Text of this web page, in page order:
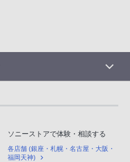
ソニーストアで体験・相談する
各店舗 (銀座・札幌・名古屋・大阪・
福岡天神)